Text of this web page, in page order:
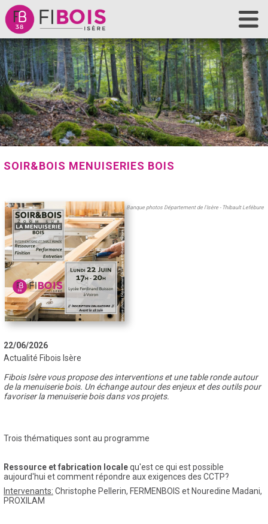
Accueil
Fibois Isère
La filière
Nos actions
Les outils
Contact
SOIR&BOIS MENUISERIES BOIS
Banque photos Département de l'Isère - Thibault Lefébure
22/06/2026
Actualité Fibois Isère
Fibois Isère vous propose des interventions et une table ronde autour
de la menuiserie bois. Un échange autour des enjeux et des outils pour
favoriser la menuiserie bois dans vos projets.
Trois thématiques sont au programme
Ressource et fabrication localequ'est ce qui est possible
aujourd'hui et comment répondre aux exigences des CCTP?
Intervenants: Christophe Pellerin, FERMENBOIS et Nouredine Madani,
PROXILAM